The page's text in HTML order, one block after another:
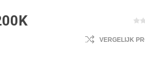
VERGELIJK